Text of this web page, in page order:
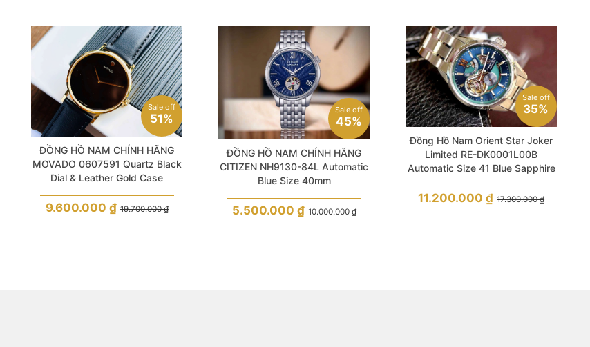
Sale off
51%
ĐỒNG HỒ NAM CHÍNH HÃNG
MOVADO 0607591 Quartz Black
Dial & Leather Gold Case
19.700.000₫
9.600.000 ₫
Sale off
45%
ĐỒNG HỒ NAM CHÍNH HÃNG
CITIZEN NH9130-84L Automatic
Blue Size 40mm
10.000.000₫
5.500.000 ₫
Sale off
35%
Đồng Hồ Nam Orient Star Joker
Limited RE-DK0001L00B
Automatic Size 41 Blue Sapphire
17.300.000₫
11.200.000₫